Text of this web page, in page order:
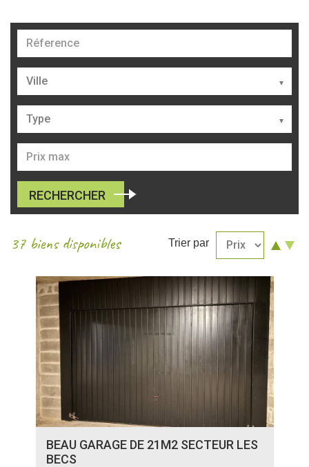
Référence
Ville
Type
RECHERCHER
37 biens disponibles Trier par
BEAU GARAGE DE 21M2 SECTEUR LES
BECS